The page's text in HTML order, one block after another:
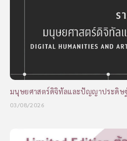
มนุษยศาสตร์ดิจิทัลและปัญญาประดิษ
03/08/2026